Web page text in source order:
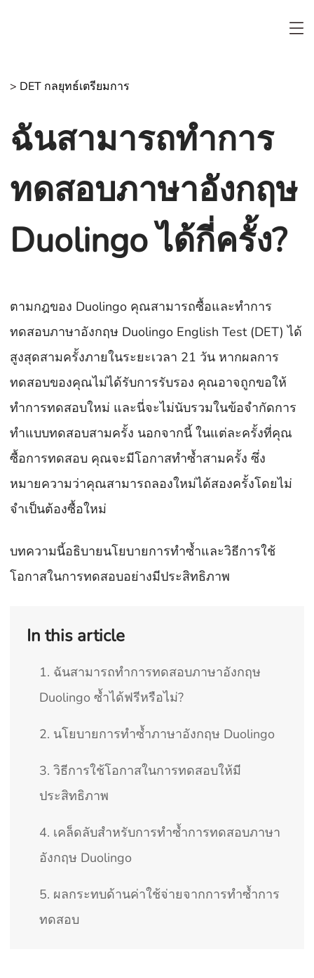
> DET กลยุทธ์เตรียมการ
ฉันสามารถทำการ
ทดสอบภาษาอังกฤษ
Duolingo ได้กี่ครั้ง?
ตามกฎของ Duolingo คุณสามารถซื้อและทำการ
ทดสอบภาษาอังกฤษ Duolingo English Test (DET) ได้
สูงสุดสามครั้งภายในระยะเวลา 21 วัน หากผลการ
ทดสอบของคุณไม่ได้รับการรับรอง คุณอาจถูกขอให้
ทำการทดสอบใหม่ และนี่จะไม่นับรวมในข้อจำกัดการ
ทำแบบทดสอบสามครั้ง นอกจากนี้ ในแต่ละครั้งที่คุณ
ซื้อการทดสอบ คุณจะมีโอกาสทำซ้ำสามครั้ง ซึ่ง
หมายความว่าคุณสามารถลองใหม่ได้สองครั้งโดยไม่
จำเป็นต้องซื้อใหม่
บทความนี้อธิบายนโยบายการทำซ้ำและวิธีการใช้
โอกาสในการทดสอบอย่างมีประสิทธิภาพ
In this article
1. ฉันสามารถทำการทดสอบภาษาอังกฤษ
Duolingo ซ้ำได้ฟรีหรือไม่?
2. นโยบายการทำซ้ำภาษาอังกฤษ Duolingo
3. วิธีการใช้โอกาสในการทดสอบให้มี
ประสิทธิภาพ
4. เคล็ดลับสำหรับการทำซ้ำการทดสอบภาษา
อังกฤษ Duolingo
5. ผลกระทบด้านค่าใช้จ่ายจากการทำซ้ำการ
ทดสอบ